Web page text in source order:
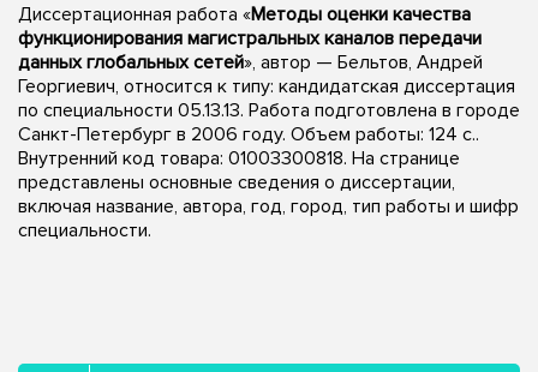
Диссертационная работа «Методы оценки качества
функционирования магистральных каналов передачи
данных глобальных сетей», автор — Бельтов, Андрей
Георгиевич, относится к типу: кандидатская диссертация
по специальности 05.13.13. Работа подготовлена в городе
Санкт-Петербург в 2006 году. Объем работы: 124 с..
Внутренний код товара: 01003300818. На странице
представлены основные сведения о диссертации,
включая название, автора, год, город, тип работы и шифр
специальности.